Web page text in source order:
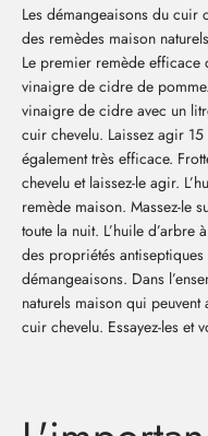
Les démangeaisons du cuir
des remèdes maison
Le premier remède
vinaigre de cidre de
vinaigre de cidre avec un
cuir chevelu. Laissez agir
également très efficace.
chevelu et laissez-le agir.
remède maison. Massez-le
toute la nuit. L’huile d’arbre
des propriétés
démangeaisons. Dans
naturels maison qui
cuir chevelu. Essayez-les et